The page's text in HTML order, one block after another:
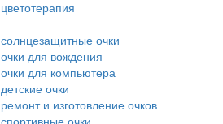
цветотерапия
солнцезащитные очки
очки для вождения
очки для компьютера
детские очки
ремонт и изготовление очков